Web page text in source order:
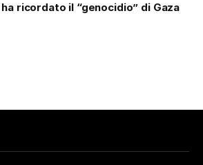
ricordato il “genocidio” di Gaza